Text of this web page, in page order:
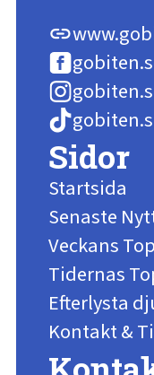
link
Sidor
Startsida
Senaste
Veckans
Tidernas
Efterlysta
Kontakt &